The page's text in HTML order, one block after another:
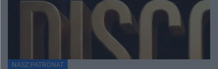
NASZ PATRONAT